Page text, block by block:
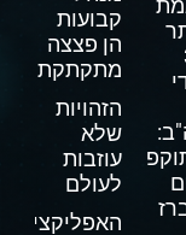
קבועות
הן פצצה
מתקתקת
הזהויות
שלא
עוזבות
לעולם
האפליקציה